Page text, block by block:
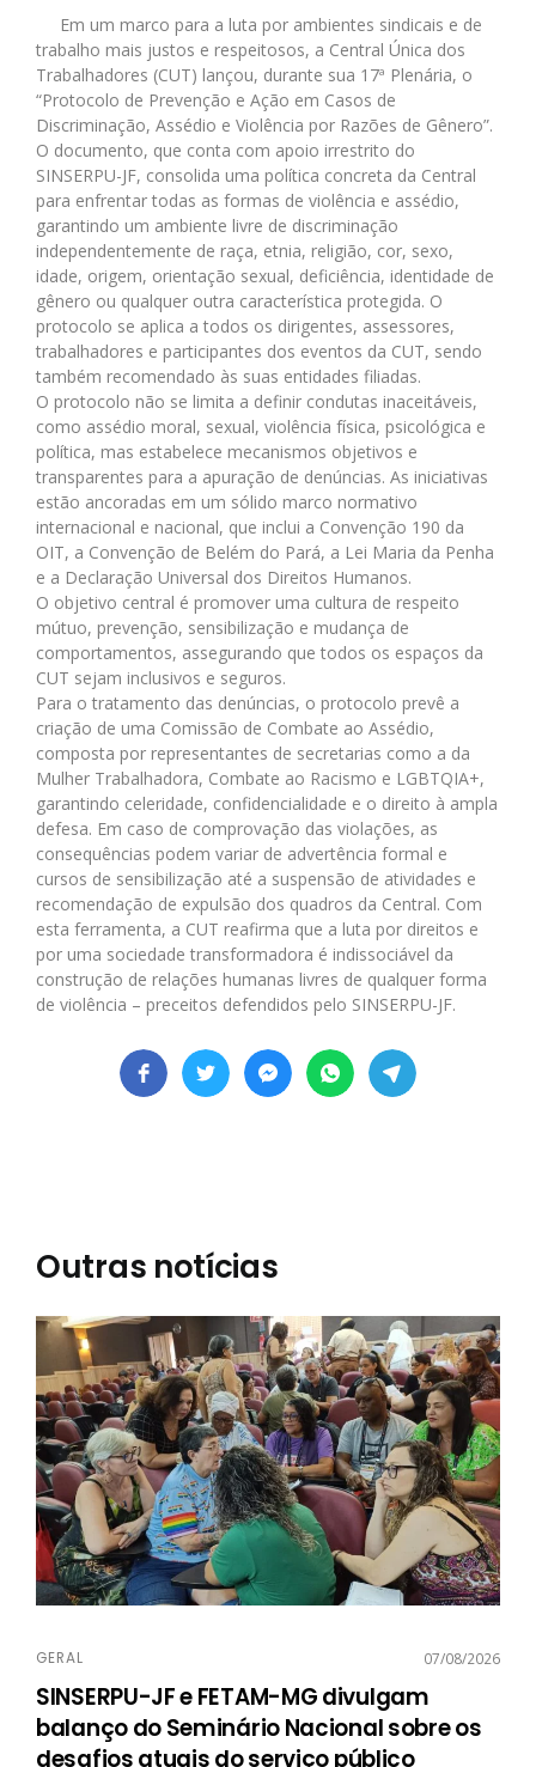
Em um marco para a luta por ambientes sindicais e de
trabalho mais justos e respeitosos, a Central Única dos
Trabalhadores (CUT) lançou, durante sua 17ª Plenária, o
“Protocolo de Prevenção e Ação em Casos de
Discriminação, Assédio e Violência por Razões de Gênero”.
O documento, que conta com apoio irrestrito do
SINSERPU-JF, consolida uma política concreta da Central
para enfrentar todas as formas de violência e assédio,
garantindo um ambiente livre de discriminação
independentemente de raça, etnia, religião, cor, sexo,
idade, origem, orientação sexual, deficiência, identidade de
gênero ou qualquer outra característica protegida. O
protocolo se aplica a todos os dirigentes, assessores,
trabalhadores e participantes dos eventos da CUT, sendo
também recomendado às suas entidades filiadas.
O protocolo não se limita a definir condutas inaceitáveis,
como assédio moral, sexual, violência física, psicológica e
política, mas estabelece mecanismos objetivos e
transparentes para a apuração de denúncias. As iniciativas
estão ancoradas em um sólido marco normativo
internacional e nacional, que inclui a Convenção 190 da
OIT, a Convenção de Belém do Pará, a Lei Maria da Penha
e a Declaração Universal dos Direitos Humanos.
O objetivo central é promover uma cultura de respeito
mútuo, prevenção, sensibilização e mudança de
comportamentos, assegurando que todos os espaços da
CUT sejam inclusivos e seguros.
Para o tratamento das denúncias, o protocolo prevê a
criação de uma Comissão de Combate ao Assédio,
composta por representantes de secretarias como a da
Mulher Trabalhadora, Combate ao Racismo e LGBTQIA+,
garantindo celeridade, confidencialidade e o direito à ampla
defesa. Em caso de comprovação das violações, as
consequências podem variar de advertência formal e
cursos de sensibilização até a suspensão de atividades e
recomendação de expulsão dos quadros da Central. Com
esta ferramenta, a CUT reafirma que a luta por direitos e
por uma sociedade transformadora é indissociável da
construção de relações humanas livres de qualquer forma
de violência – preceitos defendidos pelo SINSERPU-JF.
Outras notícias
GERAL 07/08/2026
SINSERPU-JF e FETAM-MG divulgam
balanço do Seminário Nacional sobre os
desafios atuais do serviço público